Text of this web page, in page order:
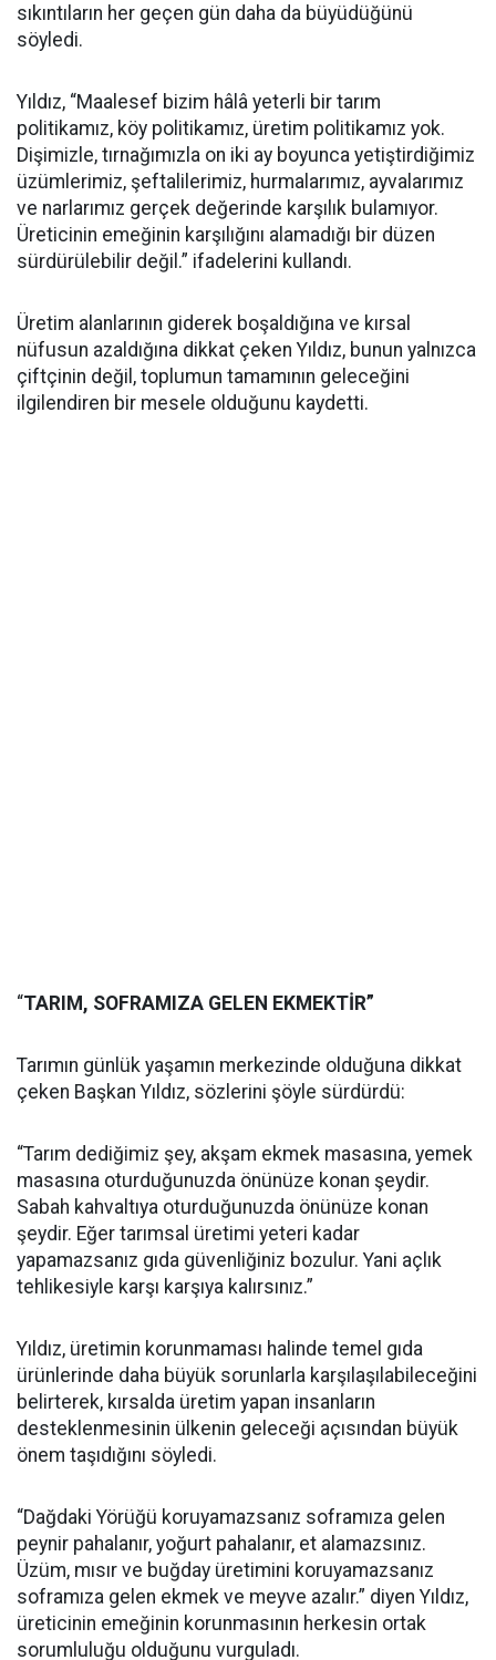
sıkıntıların her geçen gün daha da büyüdüğünü
söyledi.
Yıldız, “Maalesef bizim hâlâ yeterli bir tarım
politikamız, köy politikamız, üretim politikamız yok.
Dişimizle, tırnağımızla on iki ay boyunca yetiştirdiğimiz
üzümlerimiz, şeftalilerimiz, hurmalarımız, ayvalarımız
ve narlarımız gerçek değerinde karşılık bulamıyor.
Üreticinin emeğinin karşılığını alamadığı bir düzen
sürdürülebilir değil.” ifadelerini kullandı.
Üretim alanlarının giderek boşaldığına ve kırsal
nüfusun azaldığına dikkat çeken Yıldız, bunun yalnızca
çiftçinin değil, toplumun tamamının geleceğini
ilgilendiren bir mesele olduğunu kaydetti.
“TARIM, SOFRAMIZA GELEN EKMEKTİR”
Tarımın günlük yaşamın merkezinde olduğuna dikkat
çeken Başkan Yıldız, sözlerini şöyle sürdürdü:
“Tarım dediğimiz şey, akşam ekmek masasına, yemek
masasına oturduğunuzda önünüze konan şeydir.
Sabah kahvaltıya oturduğunuzda önünüze konan
şeydir. Eğer tarımsal üretimi yeteri kadar
yapamazsanız gıda güvenliğiniz bozulur. Yani açlık
tehlikesiyle karşı karşıya kalırsınız.”
Yıldız, üretimin korunmaması halinde temel gıda
ürünlerinde daha büyük sorunlarla karşılaşılabileceğini
belirterek, kırsalda üretim yapan insanların
desteklenmesinin ülkenin geleceği açısından büyük
önem taşıdığını söyledi.
“Dağdaki Yörüğü koruyamazsanız soframıza gelen
peynir pahalanır, yoğurt pahalanır, et alamazsınız.
Üzüm, mısır ve buğday üretimini koruyamazsanız
soframıza gelen ekmek ve meyve azalır.” diyen Yıldız,
üreticinin emeğinin korunmasının herkesin ortak
sorumluluğu olduğunu vurguladı.